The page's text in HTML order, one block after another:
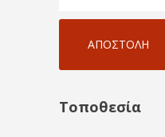
Τοποθεσία